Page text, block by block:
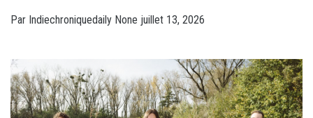
Par Indiechroniquedaily None juillet 13, 2026